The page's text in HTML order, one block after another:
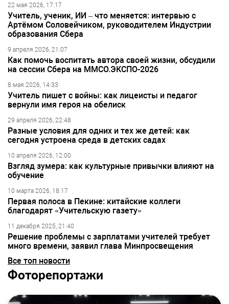
22 мая 2026, 17:17
Учитель, ученик, ИИ – что меняется: интервью с
Артёмом Соловейчиком, руководителем Индустрии
образования Сбера
9 апреля 2026, 21:07
Как помочь воспитать автора своей жизни, обсудили
на сессии Сбера на ММСО.ЭКСПО-2026
8 мая 2026, 14:33
Учитель пишет с войны: как лицеисты и педагог
вернули имя героя на обелиск
29 апреля 2026, 22:48
Разные условия для одних и тех же детей: как
сегодня устроена среда в детских садах
10 апреля 2026, 12:00
Взгляд зумера: как культурные привычки влияют на
обучение
10 марта 2026, 18:17
Первая полоса в Пекине: китайские коллеги
благодарят «Учительскую газету»
11 декабря 2025, 21:40
Решение проблемы с зарплатами учителей требует
много времени, заявил глава Минпросвещения
Все топ новости
Фоторепортажи